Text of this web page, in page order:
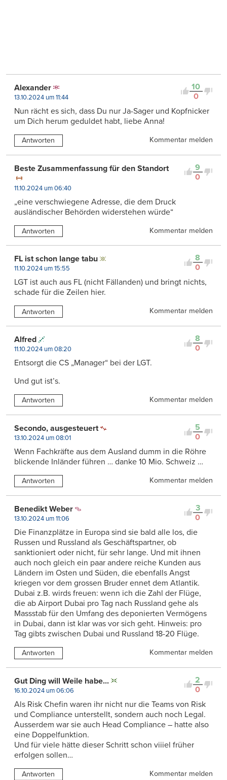
10
0
Alexander
13.10.2024 um 11:44
Nun rächt es sich, dass Du nur Ja-Sager und Kopfnicker
um Dich herum geduldet habt, liebe Anna!
Antworten Kommentar melden
9
0
Beste Zusammenfassung für den Standort
11.10.2024 um 06:40
„eine verschwiegene Adresse, die dem Druck
ausländischer Behörden widerstehen würde“
Antworten Kommentar melden
8
0
FL ist schon lange tabu
11.10.2024 um 15:55
LGT ist auch aus FL (nicht Fällanden) und bringt nichts,
schade für die Zeilen hier.
Antworten Kommentar melden
8
0
Alfred
11.10.2024 um 08:20
Entsorgt die CS „Manager“ bei der LGT.
Und gut ist’s.
Antworten Kommentar melden
5
0
Secondo, ausgesteuert
13.10.2024 um 08:01
Wenn Fachkräfte aus dem Ausland dumm in die Röhre
blickende Inländer führen … danke 10 Mio. Schweiz …
Antworten Kommentar melden
3
0
Benedikt Weber
13.10.2024 um 11:06
Die Finanzplätze in Europa sind sie bald alle los, die
Russen und Russland als Geschäftspartner, ob
sanktioniert oder nicht, für sehr lange. Und mit ihnen
auch noch gleich ein paar andere reiche Kunden aus
Ländern im Osten und Süden, die ebenfalls Angst
kriegen vor dem grossen Bruder ennet dem Atlantik.
Dubai z.B. wirds freuen: wenn ich die Zahl der Flüge,
die ab Airport Dubai pro Tag nach Russland gehe als
Massstab für den Umfang des deponierten Vermögens
in Dubai, dann ist klar was vor sich geht. Hinweis: pro
Tag gibts zwischen Dubai und Russland 18-20 Flüge.
Antworten Kommentar melden
2
0
Gut Ding will Weile habe...
16.10.2024 um 06:06
Als Risk Chefin waren ihr nicht nur die Teams von Risk
und Compliance unterstellt, sondern auch noch Legal.
Ausserdem war sie auch Head Compliance – hatte also
eine Doppelfunktion.
Und für viele hätte dieser Schritt schon viiiel früher
erfolgen sollen…
Antworten
Kommentar melden